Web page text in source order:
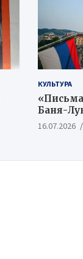
КУЛЬТУРА
Баня-
16.07.2026